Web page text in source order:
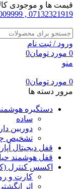
قیمت ها و موجودی
07132321919 , 09385009999
ورود / ثبت نام
0 مورد تومان0
منو
0 مورد تومان0
مرور دسته ها
دستگیره
ساده
دوربین دار
تشخیص
قفل دیجیتال
قفل هوشمند
اکسس کنترل
کارت و
اثر